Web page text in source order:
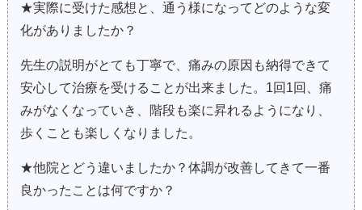
★実際に受けた感想と、通う様になってどのような変
化がありましたか？
先生の説明がとても丁寧で、痛みの原因も納得できて
安心して治療を受けることが出来ました。1回1回、痛
みがなくなっていき、階段も楽に昇れるようになり、
歩くことも楽しくなりました。
★他院とどう違いましたか？体調が改善してきて一番
良かったことは何ですか？